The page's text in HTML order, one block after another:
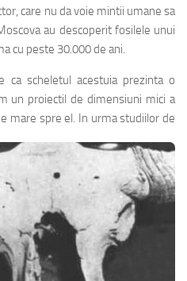
care nu da voie mintii umane sa
au descoperit fosilele unui
cu peste 30.000 de ani.
ca scheletul acestuia prezinta o
un proiectil de dimensiuni mici a
mare spre el. In urma studiilor de